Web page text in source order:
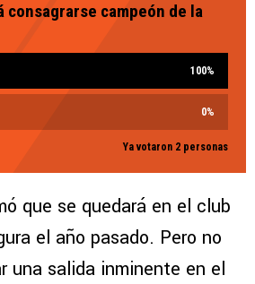
consagrarse campeón de la
100%
0%
Ya votaron 2 personas
que se quedará en el club
el año pasado. Pero no
una salida inminente en el